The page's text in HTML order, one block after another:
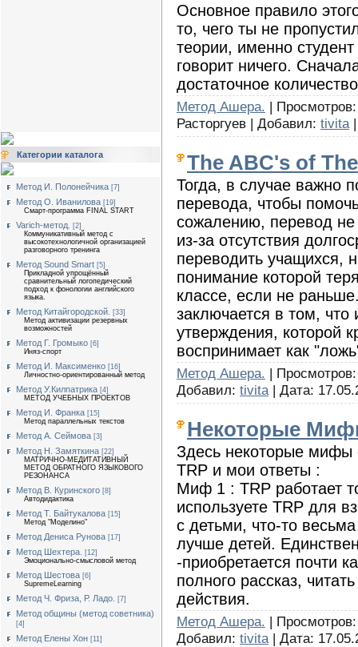
Категории каталога
Метод И. Полонейчика [7]
Метод О. Иванилова [19]
Смарт-программа FINAL START
Varich-метод.
[2]
Коммуникативный метод с
высокотехнологичной организацией
разговорного тренинга
Метод Sound Smart [5]
Прикладной упрощённый
сравнительный логопедический
подход к фонологии английского
языка.
Метод Китайгородской.
[33]
Метод активизации резервных
возможностей
Метод Г. Громыко [6]
Иняз-спорт
Метод И. Максименко [16]
Личностно-ориентированный метод
Метод У.Килпатрика [4]
МЕТОД УЧЕБНЫХ ПРОЕКТОВ
Метод И. Франка [15]
Метод параллельных текстов
Метод А. Сеймова [3]
Метод Н. Замяткина [22]
МАТРИЧНО-МЕДИТАТИВНЫЙ
МЕТОД ОБРАТНОГО ЯЗЫКОВОГО
РЕЗОНАНСА
Метод В. Куринского [8]
Автодидактика
Метод Т. Байтукалова [15]
Метод "Моделино"
Метод Дениса Рунова [17]
Метод Шехтера.
[12]
Эмоционально-смысловой метод
Метод Шестова [6]
SupremeLearning
Метод Ч. Фриза, Р. Ладо. [7]
Метод общины (метод советника)
[4]
Метод Елены Хон [11]
Основное правило
то, чего ты не
теории, именно
говорит ничего.
достаточное
Метод Ашера. |
Расторгуев | Добавил: tivita
The ABC's of
Тогда, в случае важно
перевода, чтобы
сожалению, перевод
из-за отсутствия
переводить учащихся,
понимание которой
классе, если не
заключается в том, что
утверждения, которой
воспринимает как
Метод Ашера. |
Добавил: tivita | Дата:
Некоторые
Здесь некоторые
TRP и мои ответы :
Миф 1 : TRP работает
используете TRP для
с детьми, что-то
лучше детей.
-приобретается почти
полного рассказ,
действия.
Метод Ашера. |
Добавил: tivita | Дата: